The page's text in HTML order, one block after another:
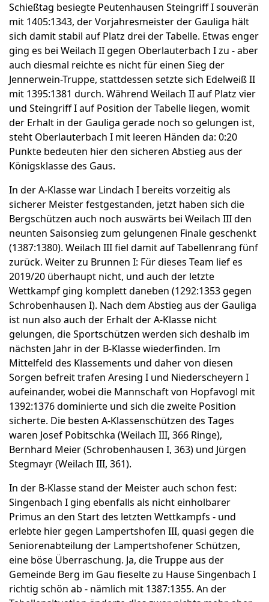
Schießtag besiegte Peutenhausen Steingriff I souverän
mit 1405:1343, der Vorjahresmeister der Gauliga hält
sich damit stabil auf Platz drei der Tabelle. Etwas enger
ging es bei Weilach II gegen Oberlauterbach I zu - aber
auch diesmal reichte es nicht für einen Sieg der
Jennerwein-Truppe, stattdessen setzte sich Edelweiß II
mit 1395:1381 durch. Während Weilach II auf Platz vier
und Steingriff I auf Position der Tabelle liegen, womit
der Erhalt in der Gauliga gerade noch so gelungen ist,
steht Oberlauterbach I mit leeren Händen da: 0:20
Punkte bedeuten hier den sicheren Abstieg aus der
Königsklasse des Gaus.
In der A-Klasse war Lindach I bereits vorzeitig als
sicherer Meister festgestanden, jetzt haben sich die
Bergschützen auch noch auswärts bei Weilach III den
neunten Saisonsieg zum gelungenen Finale geschenkt
(1387:1380). Weilach III fiel damit auf Tabellenrang fünf
zurück. Weiter zu Brunnen I: Für dieses Team lief es
2019/20 überhaupt nicht, und auch der letzte
Wettkampf ging komplett daneben (1292:1353 gegen
Schrobenhausen I). Nach dem Abstieg aus der Gauliga
ist nun also auch der Erhalt der A-Klasse nicht
gelungen, die Sportschützen werden sich deshalb im
nächsten Jahr in der B-Klasse wiederfinden. Im
Mittelfeld des Klassements und daher von diesen
Sorgen befreit trafen Aresing I und Niederscheyern I
aufeinander, wobei die Mannschaft von Hopfavogl mit
1392:1376 dominierte und sich die zweite Position
sicherte. Die besten A-Klassenschützen des Tages
waren Josef Pobitschka (Weilach III, 366 Ringe),
Bernhard Meier (Schrobenhausen I, 363) und Jürgen
Stegmayr (Weilach III, 361).
In der B-Klasse stand der Meister auch schon fest:
Singenbach I ging ebenfalls als nicht einholbarer
Primus an den Start des letzten Wettkampfs - und
erlebte hier gegen Lampertshofen III, quasi gegen die
Seniorenabteilung der Lampertshofener Schützen,
eine böse Überraschung. Ja, die Truppe aus der
Gemeinde Berg im Gau fieselte zu Hause Singenbach I
richtig schön ab - nämlich mit 1387:1355. An der